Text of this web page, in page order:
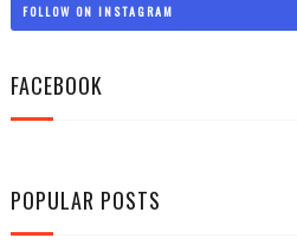
FOLLOW ON INSTAGRAM
FACEBOOK
POPULAR POSTS